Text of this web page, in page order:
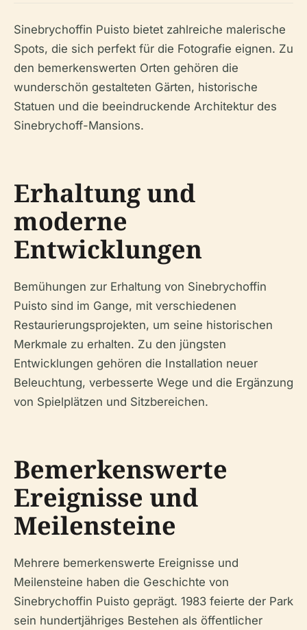
Sinebrychoffin Puisto bietet zahlreiche malerische
Spots, die sich perfekt für die Fotografie eignen. Zu
den bemerkenswerten Orten gehören die
wunderschön gestalteten Gärten, historische
Statuen und die beeindruckende Architektur des
Sinebrychoff-Mansions.
Erhaltung und
moderne
Entwicklungen
Bemühungen zur Erhaltung von Sinebrychoffin
Puisto sind im Gange, mit verschiedenen
Restaurierungsprojekten, um seine historischen
Merkmale zu erhalten. Zu den jüngsten
Entwicklungen gehören die Installation neuer
Beleuchtung, verbesserte Wege und die Ergänzung
von Spielplätzen und Sitzbereichen.
Bemerkenswerte
Ereignisse und
Meilensteine
Mehrere bemerkenswerte Ereignisse und
Meilensteine haben die Geschichte von
Sinebrychoffin Puisto geprägt. 1983 feierte der Park
sein hundertjähriges Bestehen als öffentlicher